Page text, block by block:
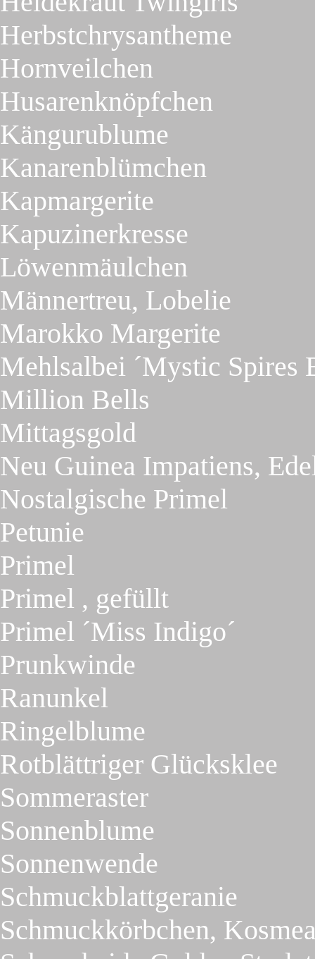
Herbstchrysantheme
Hornveilchen
Husarenknöpfchen
Kängurublume
Kanarenblümchen
Kapmargerite
Kapuzinerkresse
Löwenmäulchen
Männertreu, Lobelie
Marokko Margerite
Mehlsalbei ´Mystic Spires
Million Bells
Mittagsgold
Neu Guinea Impatiens,
Nostalgische Primel
Petunie
Primel
Primel , gefüllt
Primel ´Miss Indigo´
Prunkwinde
Ranunkel
Ringelblume
Rotblättriger Glücksklee
Sommeraster
Sonnenblume
Sonnenwende
Schmuckblattgeranie
Schmuckkörbchen,